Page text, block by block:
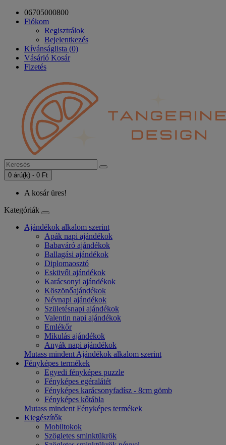
06705000800
Fiókom
Regisztrálok
Bejelentkezés
Kívánságlista (0)
Vásárló Kosár
Fizetés
0 árú(k) - 0 Ft
A kosár üres!
Kategóriák
Ajándékok alkalom szerint
Apák napi ajándékok
Babaváró ajándékok
Ballagási ajándékok
Diplomaosztó
Esküvői ajándékok
Karácsonyi ajándékok
Köszönőajándékok
Névnapi ajándékok
Születésnapi ajándékok
Valentin napi ajándékok
Emlékőr
Mikulás ajándékok
Anyák napi ajándékok
Mutass mindent Ajándékok alkalom szerint
Fényképes termékek
Egyedi fényképes puzzle
Fényképes egéralátét
Fényképes karácsonyfadísz - 8cm gömb
Fényképes kőtábla
Mutass mindent Fényképes termékek
Kiegészítők
Mobiltokok
Szögletes sminktükrök